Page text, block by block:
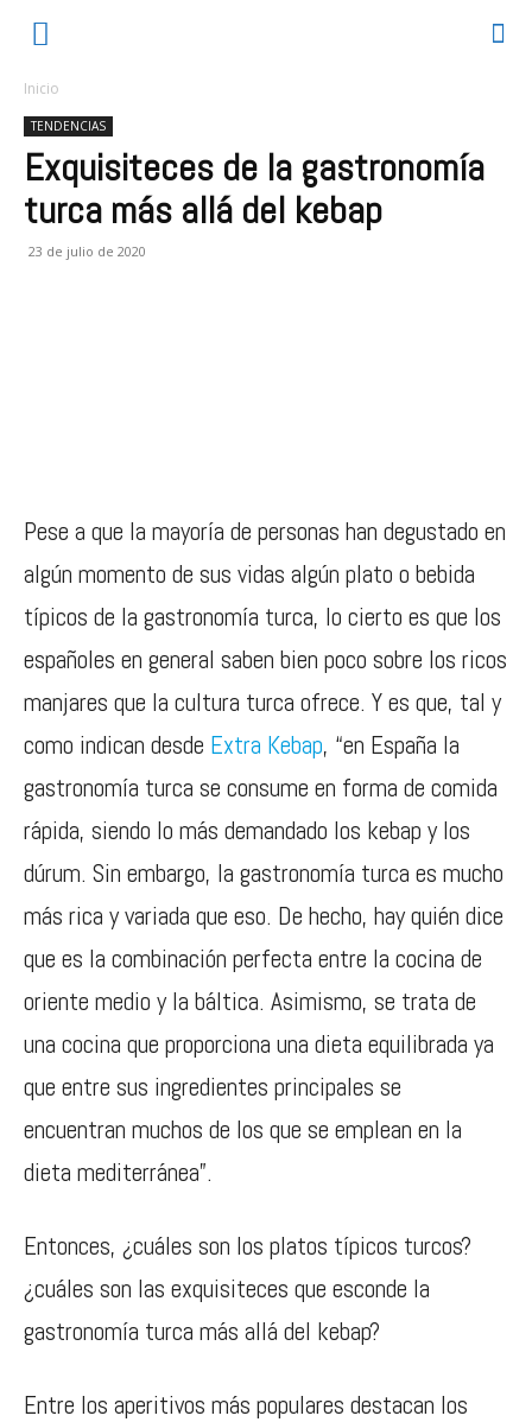
Inicio
TENDENCIAS
Exquisiteces de la gastronomía
turca más allá del kebap
23 de julio de 2020
Pese a que la mayoría de personas han degustado en
algún momento de sus vidas algún plato o bebida
típicos de la gastronomía turca, lo cierto es que los
españoles en general saben bien poco sobre los ricos
manjares que la cultura turca ofrece. Y es que, tal y
como indican desde Extra Kebap, “en España la
gastronomía turca se consume en forma de comida
rápida, siendo lo más demandado los kebap y los
dúrum. Sin embargo, la gastronomía turca es mucho
más rica y variada que eso. De hecho, hay quién dice
que es la combinación perfecta entre la cocina de
oriente medio y la báltica. Asimismo, se trata de
una cocina que proporciona una dieta equilibrada ya
que entre sus ingredientes principales se
encuentran muchos de los que se emplean en la
dieta mediterránea”.
Entonces, ¿cuáles son los platos típicos turcos?
¿cuáles son las exquisiteces que esconde la
gastronomía turca más allá del kebap?
Entre los aperitivos más populares destacan los